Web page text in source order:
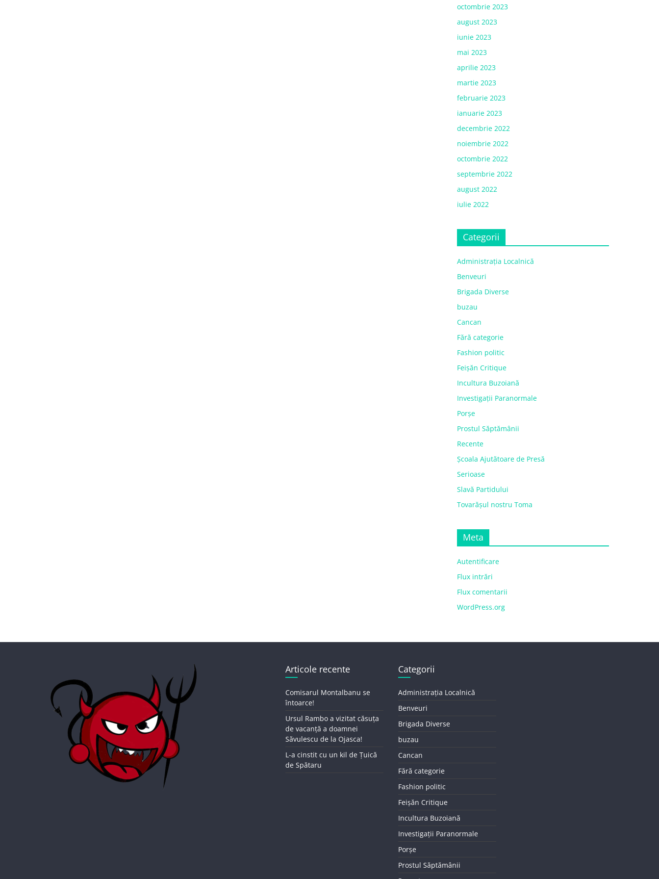
octombrie 2023
august 2023
iunie 2023
mai 2023
aprilie 2023
martie 2023
februarie 2023
ianuarie 2023
decembrie 2022
noiembrie 2022
octombrie 2022
septembrie 2022
august 2022
iulie 2022
Categorii
Administrația Localnică
Benveuri
Brigada Diverse
buzau
Cancan
Fără categorie
Fashion politic
Feișăn Critique
Incultura Buzoiană
Investigații Paranormale
Porșe
Prostul Săptămânii
Recente
Școala Ajutătoare de Presă
Serioase
Slavă Partidului
Tovarășul nostru Toma
Meta
Autentificare
Flux intrări
Flux comentarii
WordPress.org
Articole recente
Comisarul Montalbanu se
întoarce!
Ursul Rambo a vizitat căsuța
de vacanță a doamnei
Săvulescu de la Ojasca!
L-a cinstit cu un kil de Țuică
de Spătaru
Categorii
Administrația Localnică
Benveuri
Brigada Diverse
buzau
Cancan
Fără categorie
Fashion politic
Feișăn Critique
Incultura Buzoiană
Investigații Paranormale
Porșe
Prostul Săptămânii